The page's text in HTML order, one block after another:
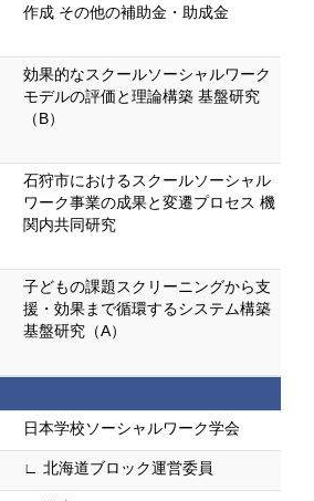
作成 その他の補助金・助成金
効果的なスクールソーシャルワーク
モデルの評価と理論構築 基盤研究
（B）
石狩市におけるスクールソーシャル
ワーク事業の成果と変遷プロセス 機
関内共同研究
子どもの課題スクリーニングから支
援・効果まで循環するシステム構築
基盤研究（A）
日本学校ソーシャルワーク学会
∟ 北海道ブロック運営委員